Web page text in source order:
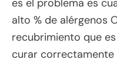
es el problema es
alto % de alérgenos
recubrimiento que
curar correctamente